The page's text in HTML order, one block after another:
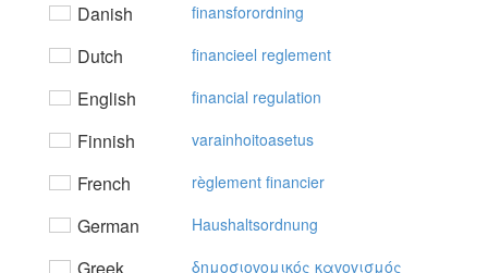
Danish finansforordning
Dutch financieel reglement
English financial regulation
Finnish varainhoitoasetus
French règlement financier
German Haushaltsordnung
δημoσιovoμικός καvovισμός